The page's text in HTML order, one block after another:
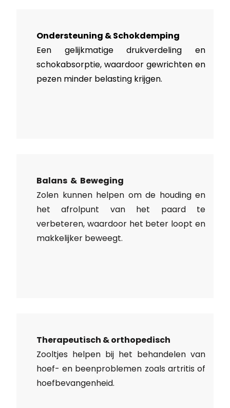
Ondersteuning & Schokdemping
Een gelijkmatige drukverdeling en
schokabsorptie, waardoor gewrichten en
pezen minder belasting krijgen.
Balans & Beweging
Zolen kunnen helpen om de houding en
het afrolpunt van het paard te
verbeteren, waardoor het beter loopt en
makkelijker beweegt.
Therapeutisch & orthopedisch
Zooltjes helpen bij het behandelen van
hoef- en beenproblemen zoals artritis of
hoefbevangenheid.